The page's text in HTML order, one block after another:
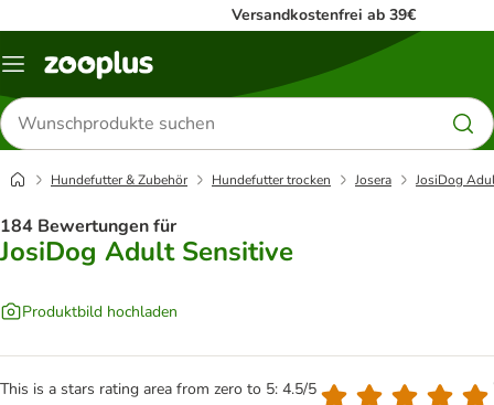
Versandkostenfrei ab 39€
Menü
Produkte
suchen
Hundefutter & Zubehör Hundefutter trocken Josera JosiDog
184 Bewertungen für
JosiDog Adult Sensitive
Produktbild hochladen
This is a stars rating area from zero to 5: 4.5/5